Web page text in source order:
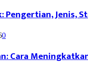
Pengertian, Jenis,
0
Cara